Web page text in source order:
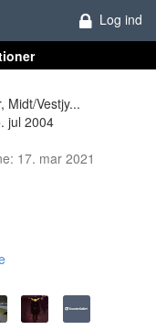
Log ind
Midt/Vestjy...
jul 2004
17. mar 2021